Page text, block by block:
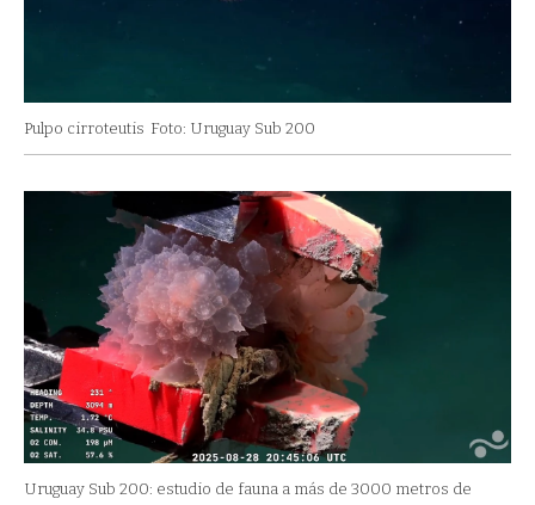
Pulpo cirroteutis Foto: Uruguay Sub 200
Uruguay Sub 200: estudio de fauna a más de 3000 metros de